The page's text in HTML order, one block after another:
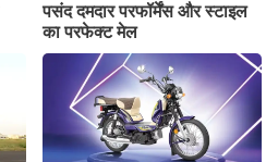
पसंद दमदार परफॉर्मेंस और स्टाइल
का परफेक्ट मेल